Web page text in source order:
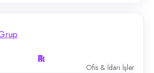
Ofis & İdari İşler